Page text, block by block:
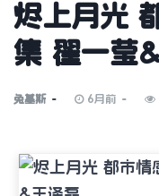
烬上月光
集 翟一莹
兔基斯 6月前